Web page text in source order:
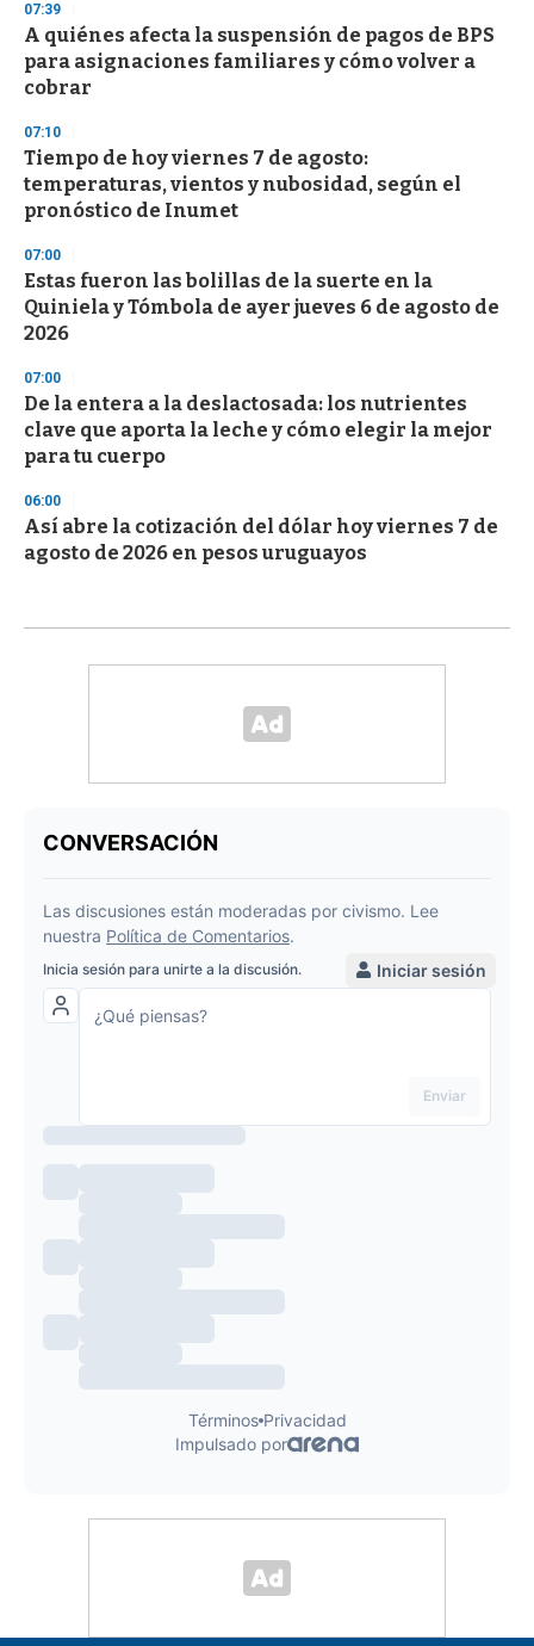
07:39
A quiénes afecta la suspensión de pagos de BPS
para asignaciones familiares y cómo volver a
cobrar
07:10
Tiempo de hoy viernes 7 de agosto:
temperaturas, vientos y nubosidad, según el
pronóstico de Inumet
07:00
Estas fueron las bolillas de la suerte en la
Quiniela y Tómbola de ayer jueves 6 de agosto de
2026
07:00
De la entera a la deslactosada: los nutrientes
clave que aporta la leche y cómo elegir la mejor
para tu cuerpo
06:00
Así abre la cotización del dólar hoy viernes 7 de
agosto de 2026 en pesos uruguayos